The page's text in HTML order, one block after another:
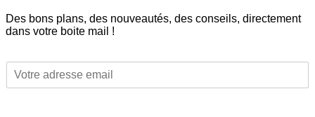
Des bons plans, des nouveautés, des conseils, directement
dans votre boite mail !
E
m
a